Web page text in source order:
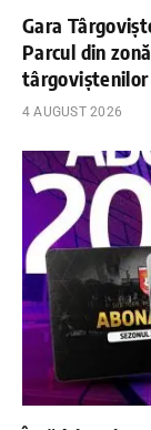
Gara
Parcul din
târgoviștenilor
4 AUGUST 2026